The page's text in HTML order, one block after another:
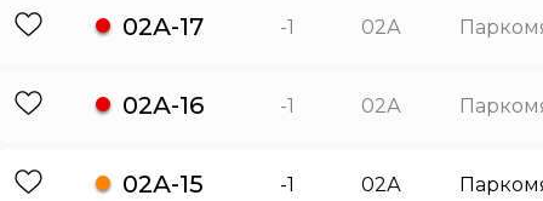
02А-17 -1 02А
02А-16 -1 02А
02А-15 -1 02А